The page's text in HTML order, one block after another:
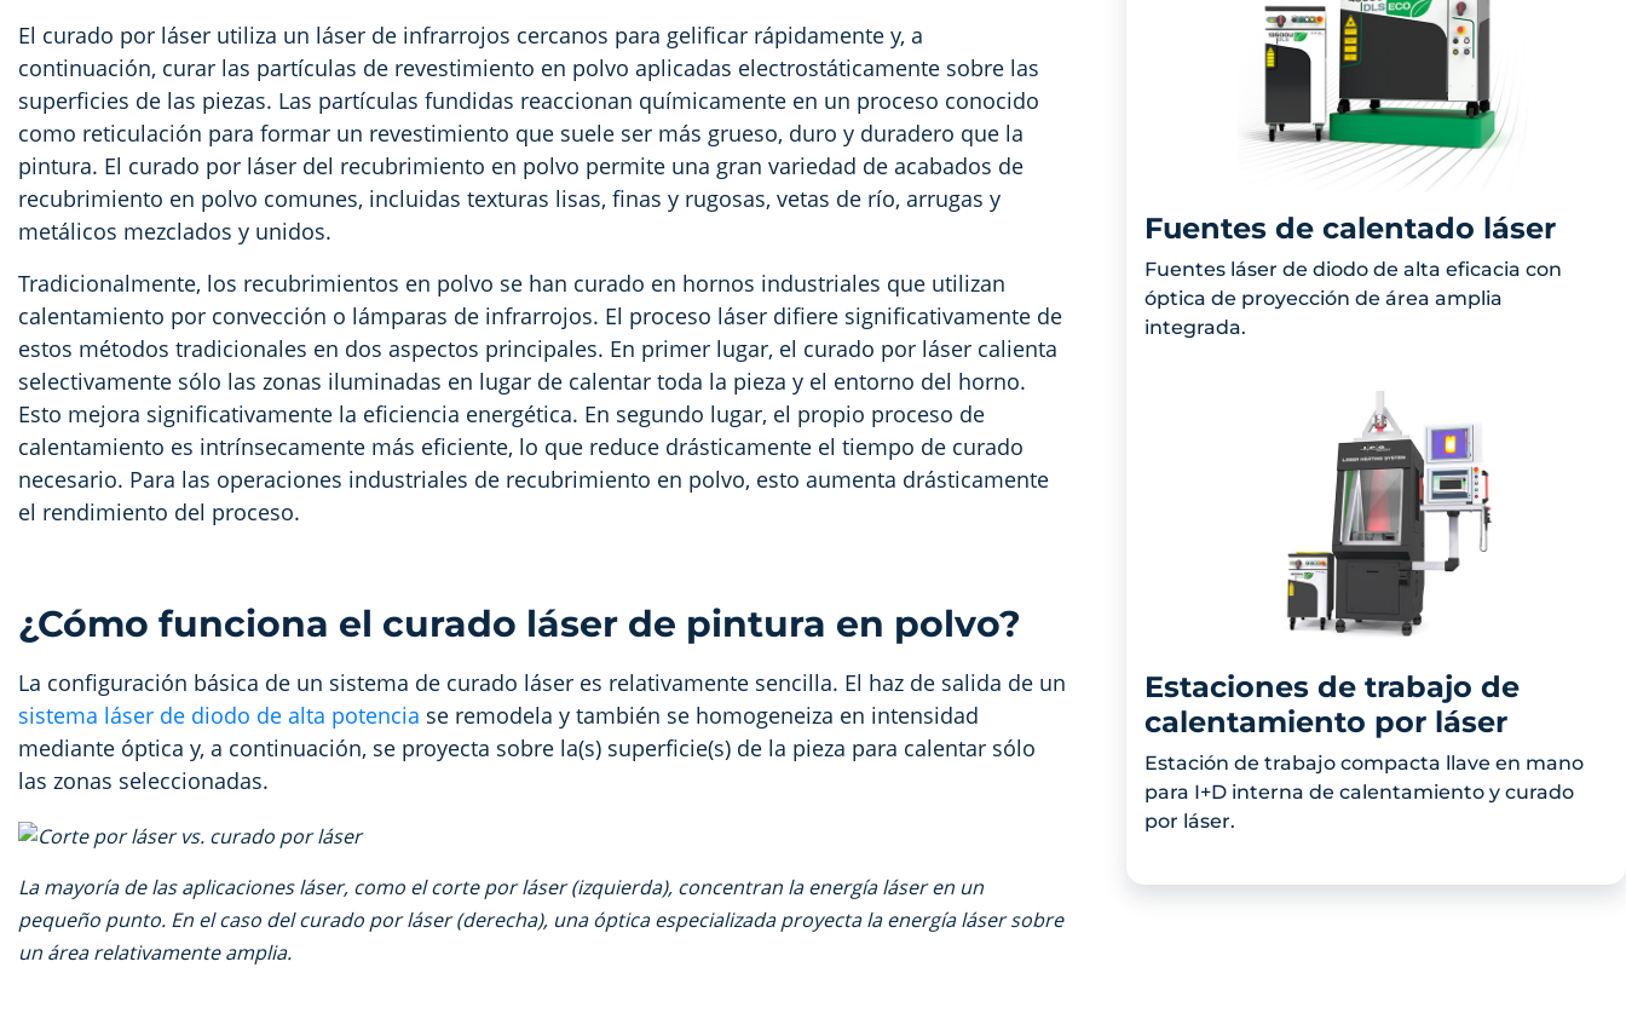
El curado por láser utiliza un láser de infrarrojos cercanos para gelificar rápidamente y, a
continuación, curar las partículas de revestimiento en polvo aplicadas electrostáticamente sobre las
superficies de las piezas. Las partículas fundidas reaccionan químicamente en un proceso conocido
como reticulación para formar un revestimiento que suele ser más grueso, duro y duradero que la
pintura. El curado por láser del recubrimiento en polvo permite una gran variedad de acabados de
recubrimiento en polvo comunes, incluidas texturas lisas, finas y rugosas, vetas de río, arrugas y
metálicos mezclados y unidos.
Tradicionalmente, los recubrimientos en polvo se han curado en hornos industriales que utilizan
calentamiento por convección o lámparas de infrarrojos. El proceso láser difiere significativamente de
estos métodos tradicionales en dos aspectos principales. En primer lugar, el curado por láser calienta
selectivamente sólo las zonas iluminadas en lugar de calentar toda la pieza y el entorno del horno.
Esto mejora significativamente la eficiencia energética. En segundo lugar, el propio proceso de
calentamiento es intrínsecamente más eficiente, lo que reduce drásticamente el tiempo de curado
necesario. Para las operaciones industriales de recubrimiento en polvo, esto aumenta drásticamente
el rendimiento del proceso.
¿Cómo funciona el curado láser de pintura en polvo?
La configuración básica de un sistema de curado láser es relativamente sencilla. El haz de salida de un
sistema láser de diodo de alta potencia se remodela y también se homogeneiza en intensidad
mediante óptica y, a continuación, se proyecta sobre la(s) superficie(s) de la pieza para calentar sólo
las zonas seleccionadas.
La mayoría de las aplicaciones láser, como el corte por láser (izquierda), concentran la energía láser en un
pequeño punto. En el caso del curado por láser (derecha), una óptica especializada proyecta la energía láser sobre
un área relativamente amplia.
Fuentes de calentado láser
Fuentes láser de diodo de alta eficacia con
óptica de proyección de área amplia
integrada.
Estaciones de trabajo de
calentamiento por láser
Estación de trabajo compacta llave en mano
para I+D interna de calentamiento y curado
por láser.